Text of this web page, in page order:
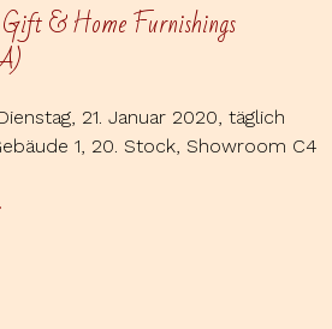
& Home Furnishings
21. Januar 2020, täglich
1, 20. Stock, Showroom C4